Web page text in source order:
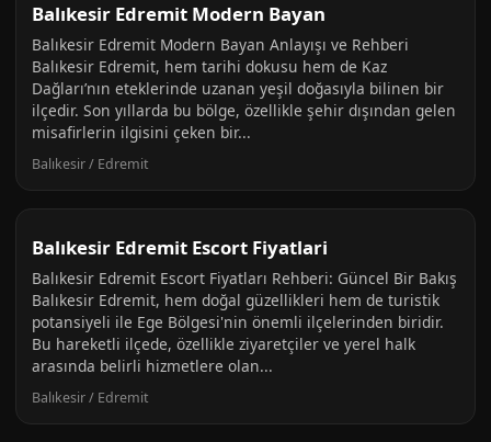
Balıkesir Edremit Modern Bayan
Balıkesir Edremit Modern Bayan Anlayışı ve Rehberi
Balıkesir Edremit, hem tarihi dokusu hem de Kaz
Dağları’nın eteklerinde uzanan yeşil doğasıyla bilinen bir
ilçedir. Son yıllarda bu bölge, özellikle şehir dışından gelen
misafirlerin ilgisini çeken bir...
Balıkesir / Edremit
Balıkesir Edremit Escort Fiyatlari
Balıkesir Edremit Escort Fiyatları Rehberi: Güncel Bir Bakış
Balıkesir Edremit, hem doğal güzellikleri hem de turistik
potansiyeli ile Ege Bölgesi'nin önemli ilçelerinden biridir.
Bu hareketli ilçede, özellikle ziyaretçiler ve yerel halk
arasında belirli hizmetlere olan...
Balıkesir / Edremit